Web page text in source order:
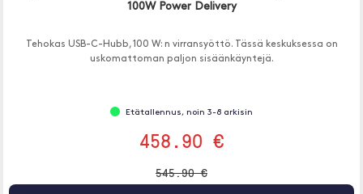
100W Power Delivery
Tehokas USB-C-Hubb, 100 W: n virransyöttö. Tässä keskuksessa on
uskomattoman paljon sisäänkäyntejä.
Etätallennus, noin 3-8 arkisin
458.90 €
545.90 €